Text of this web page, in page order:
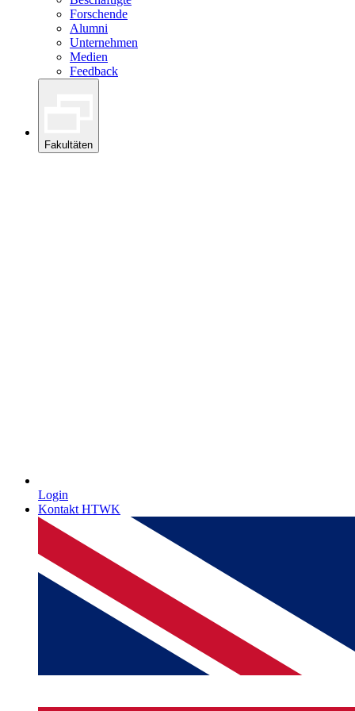
Forschende
Alumni
Unternehmen
Medien
Feedback
Fakultäten
Login
Kontakt HTWK